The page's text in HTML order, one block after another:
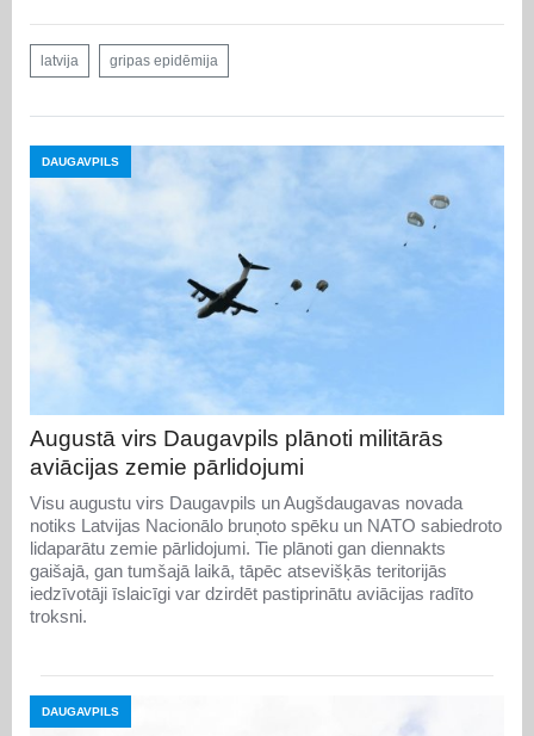
latvija gripas epidēmija
DAUGAVPILS
Augustā virs Daugavpils plānoti militārās
aviācijas zemie pārlidojumi
Visu augustu virs Daugavpils un Augšdaugavas novada
notiks Latvijas Nacionālo bruņoto spēku un NATO sabiedroto
lidaparātu zemie pārlidojumi. Tie plānoti gan diennakts
gaišajā, gan tumšajā laikā, tāpēc atsevišķās teritorijās
iedzīvotāji īslaicīgi var dzirdēt pastiprinātu aviācijas radīto
troksni.
DAUGAVPILS